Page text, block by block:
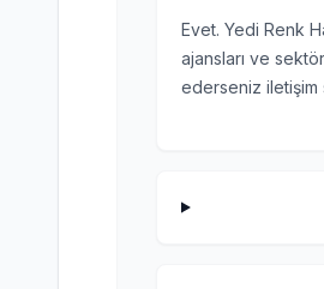
Evet. Yedi Renk
ajansları ve
ederseniz iletişim